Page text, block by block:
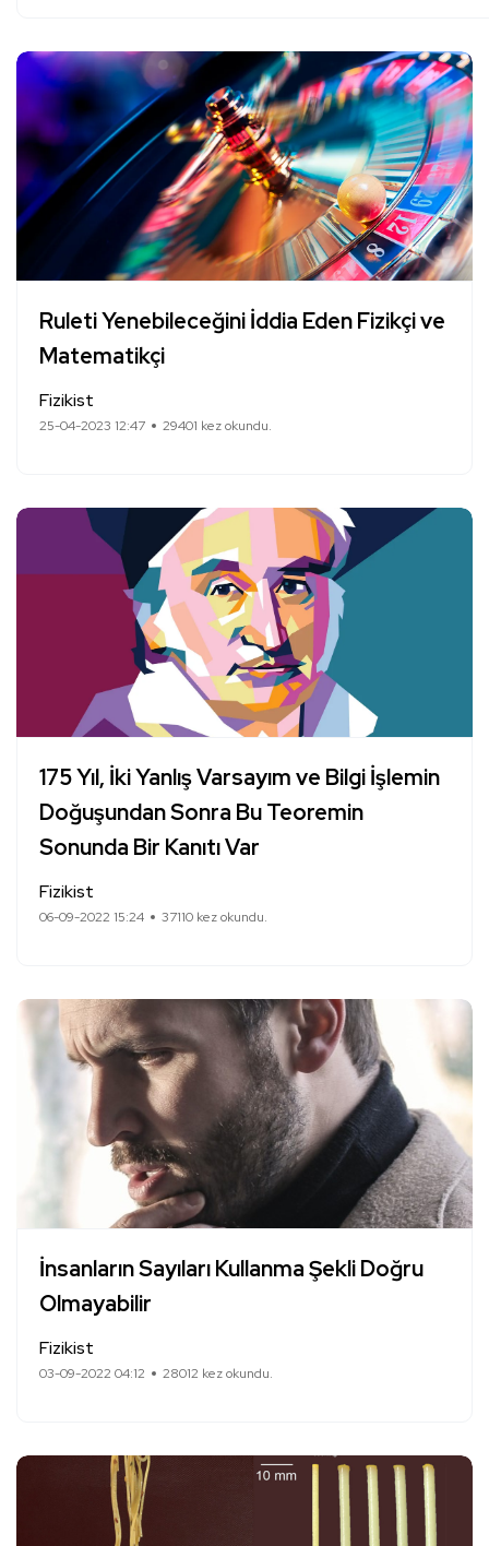
Ruleti Yenebileceğini İddia Eden Fizikçi ve
Matematikçi
Fizikist
25-04-2023 12:47 29401 kez okundu.
175 Yıl, İki Yanlış Varsayım ve Bilgi İşlemin
Doğuşundan Sonra Bu Teoremin
Sonunda Bir Kanıtı Var
Fizikist
06-09-2022 15:24 37110 kez okundu.
İnsanların Sayıları Kullanma Şekli Doğru
Olmayabilir
Fizikist
03-09-2022 04:12 28012 kez okundu.